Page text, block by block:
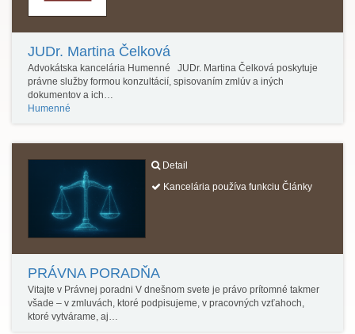
JUDr. Martina Čelková
Advokátska kancelária Humenné JUDr. Martina Čelková poskytuje
právne služby formou konzultácií, spisovaním zmlúv a iných
dokumentov a ich…
Humenné
Detail
Kancelária používa funkciu Články
PRÁVNA PORADŇA
Vitajte v Právnej poradni V dnešnom svete je právo prítomné takmer
všade – v zmluvách, ktoré podpisujeme, v pracovných vzťahoch,
ktoré vytvárame, aj…